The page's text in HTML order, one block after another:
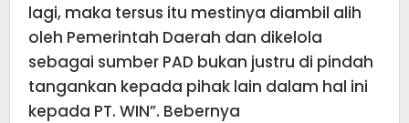
lagi, maka tersus itu mestinya diambil alih
oleh Pemerintah Daerah dan dikelola
sebagai sumber PAD bukan justru di pindah
tangankan kepada pihak lain dalam hal ini
kepada PT. WIN”. Bebernya